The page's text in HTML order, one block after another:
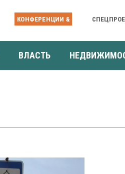
КОНФЕРЕНЦИИ &
ВЛАСТЬ